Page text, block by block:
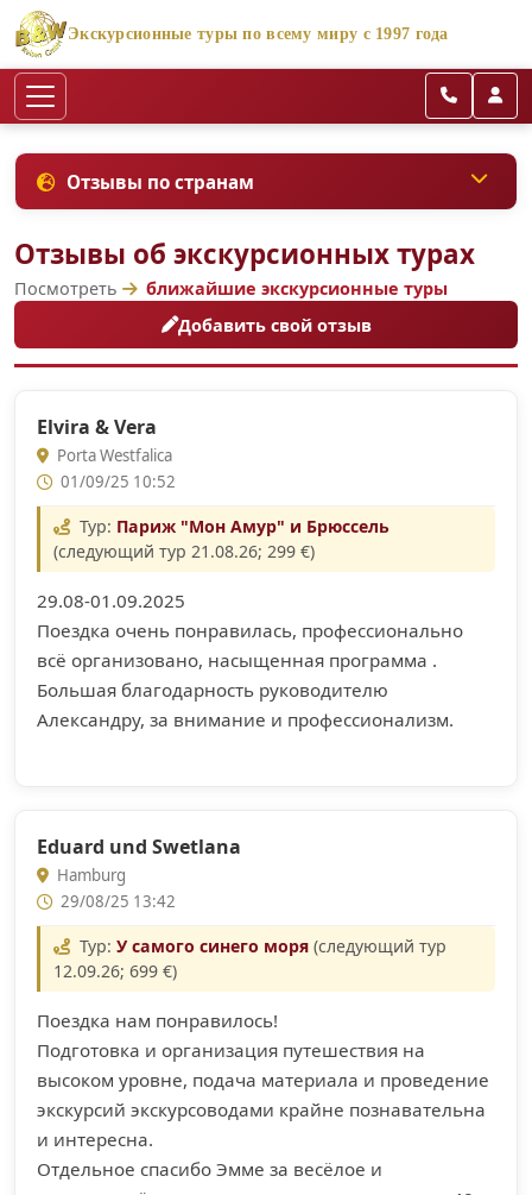
Экскурсионные туры по всему миру с 1997 года
Отзывы об экскурсионных турах
Посмотреть
ближайшие экскурсионные туры
Добавить свой отзыв
Elvira & Vera
Porta Westfalica
01/09/25 10:52
Тур: Париж "Мон Амур" и Брюссель
(следующий тур 21.08.26; 299 €)
29.08-01.09.2025
Поездка очень понравилась, профессионально
всё организовано, насыщенная программа .
Большая благодарность руководителю
Александру, за внимание и профессионализм.
Eduard und Swetlana
Hamburg
29/08/25 13:42
Тур: У самого синего моря(следующий тур
12.09.26; 699 €)
Поездка нам понравилось!
Подготовка и организация путешествия на
высоком уровне, подача материала и проведение
экскурсий экскурсоводами крайне познавательна
и интересна.
Отдельное спасибо Эмме за весёлое и
Отзывы по странам